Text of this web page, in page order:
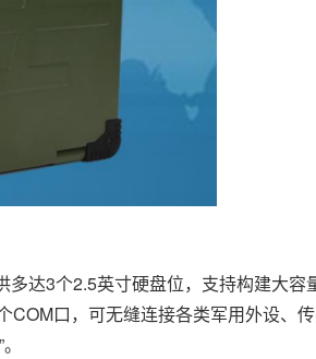
达3个2.5英寸硬盘位，支持构建大容
口，可无缝连接各类军用外设、